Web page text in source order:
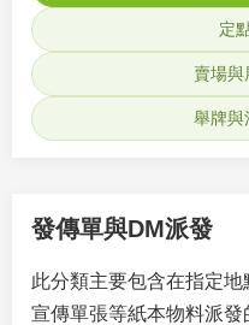
定
賣場與
舉牌與
發傳單與DM派發
此分類主要包含在指定地
宣傳單張等紙本物料派